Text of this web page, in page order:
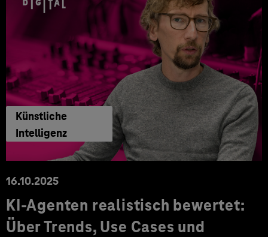
Künstliche
Intelligenz
16.10.2025
KI-Agenten realistisch bewertet:
Über Trends, Use Cases und